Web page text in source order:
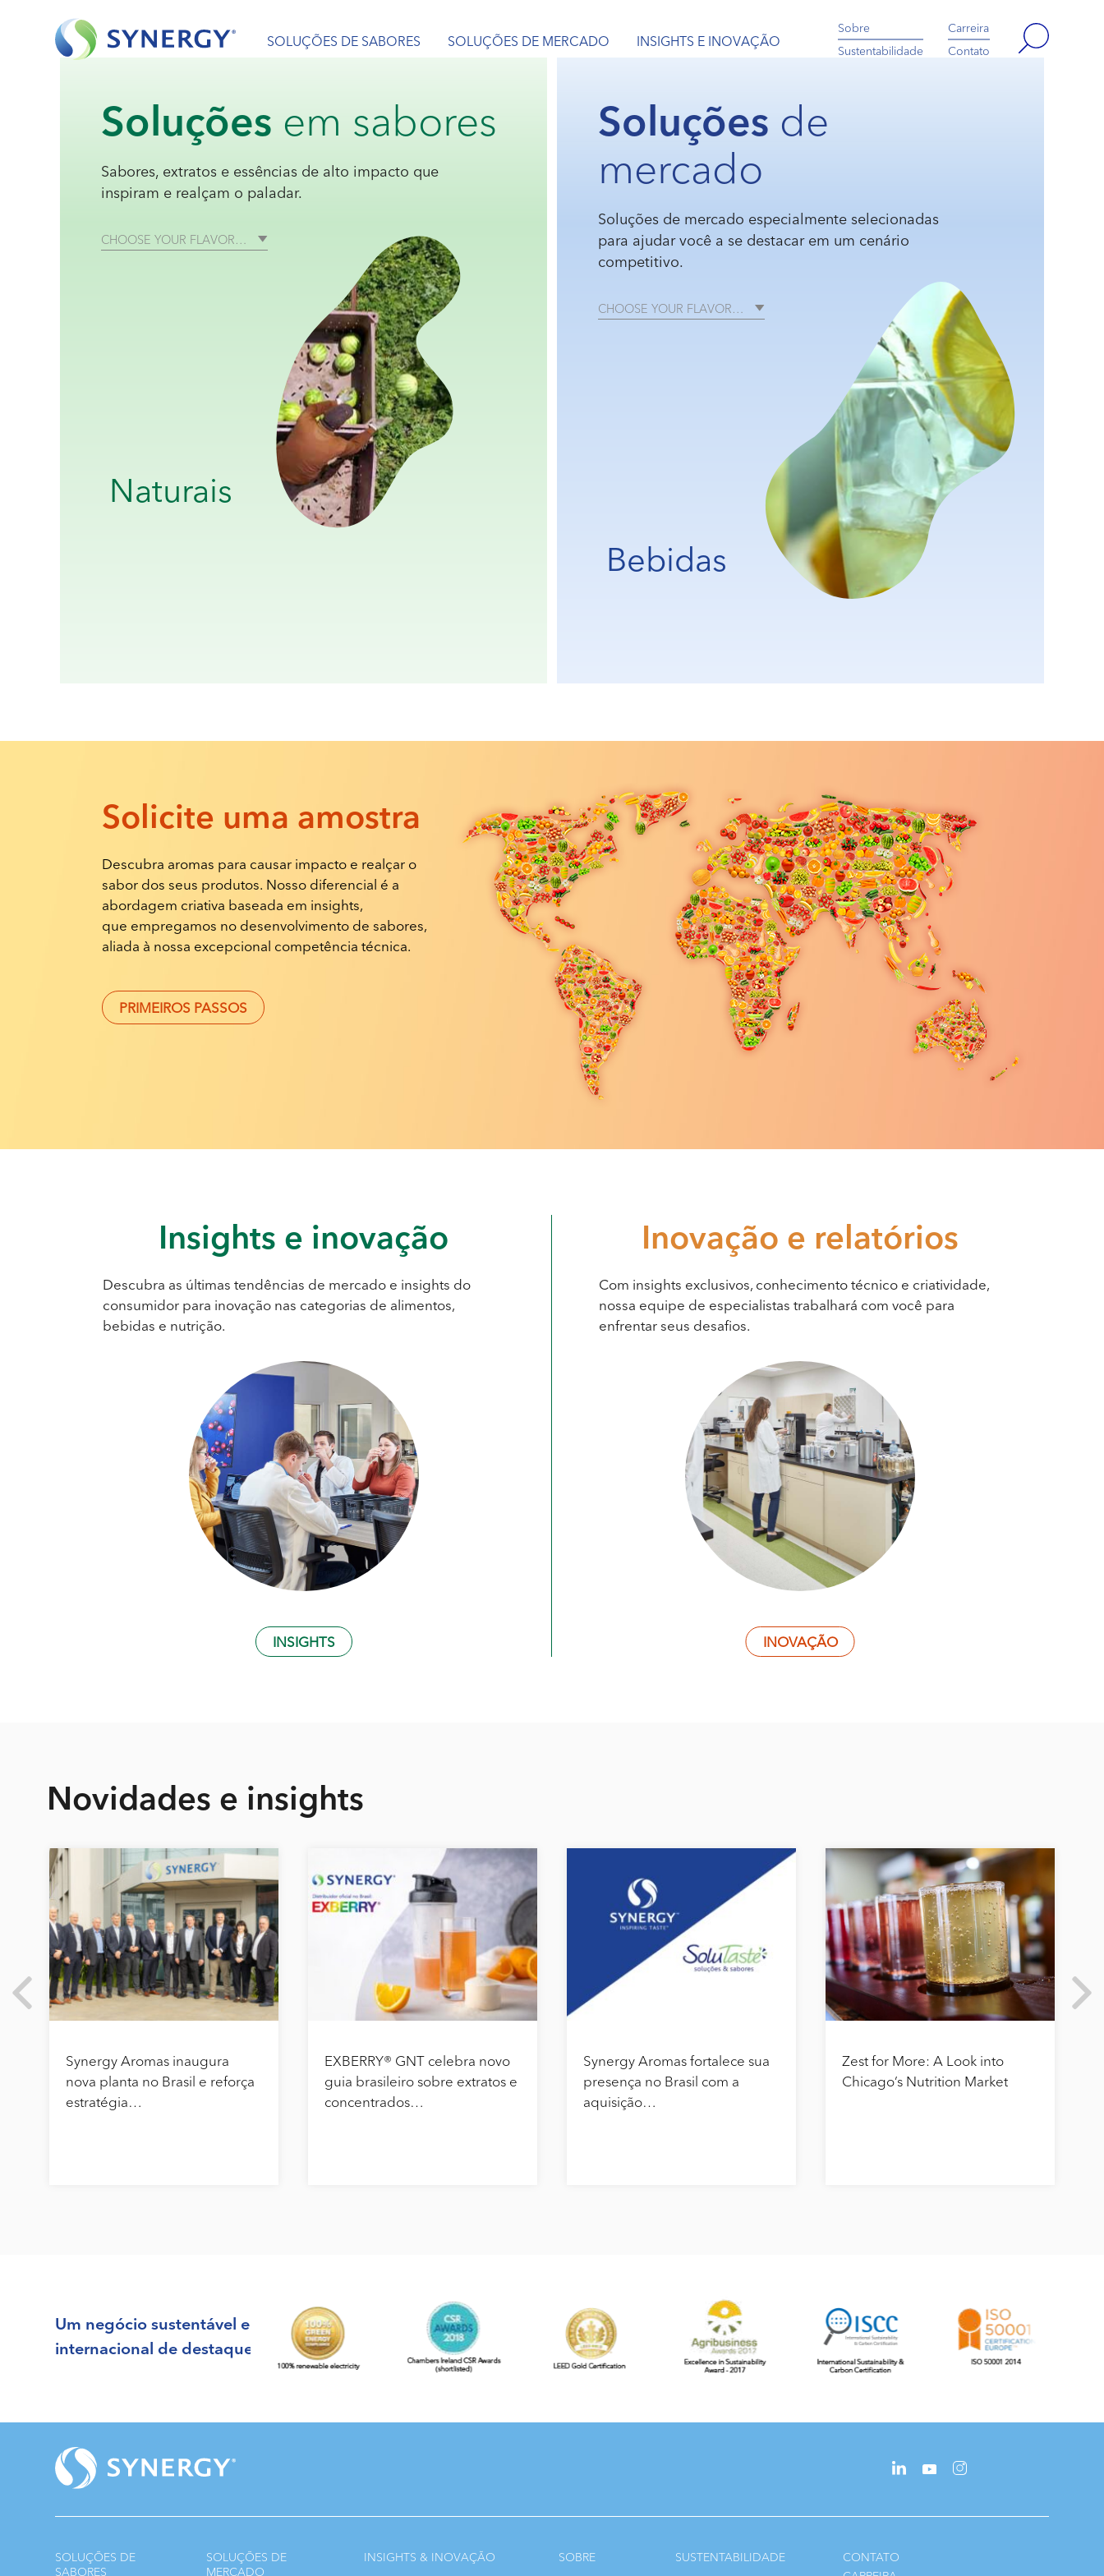
SOLUÇÕES DE SABORES SOLUÇÕES DE MERCADO INSIGHTS E INOVAÇÃO
Sobre
Sustentabilidade
Carreira
Contato
Soluçõesem sabores
Sabores, extratos e essências de alto impacto que
inspiram e realçam o paladar.
CHOOSE YOUR FLAVOR…
Naturais
Soluçõesde
mercado
Soluções de mercado especialmente selecionadas
para ajudar você a se destacar em um cenário
competitivo.
CHOOSE YOUR FLAVOR…
Bebidas
Soliciteuma amostra
Descubra aromas para causar impacto e realçar o
sabor dos seus produtos. Nosso diferencial é a
abordagem criativa baseada em insights,
que empregamos no desenvolvimento de sabores,
aliada à nossa excepcional competência técnica.
PRIMEIROS PASSOS
Insightse inovação
Descubra as últimas tendências de mercado e insights do
consumidor para inovação nas categorias de alimentos,
bebidas e nutrição.
INSIGHTS
Inovaçãoe relatórios
Com insights exclusivos, conhecimento técnico e criatividade,
nossa equipe de especialistas trabalhará com você para
enfrentar seus desafios.
INOVAÇÃO
Novidadese insights
Synergy Aromas inaugura
nova planta no Brasil e reforça
estratégia…
EXBERRY® GNT celebra novo
guia brasileiro sobre extratos e
concentrados…
Synergy Aromas fortalece sua
presença no Brasil com a
aquisição…
Zest for More: A Look into
Chicago’s Nutrition Market
Um negócio sustentável e
internacional de destaque
SOLUÇÕES DE SOLUÇÕES DE INSIGHTS & INOVAÇÃO SOBRE SUSTENTABILIDADE
CONTATO